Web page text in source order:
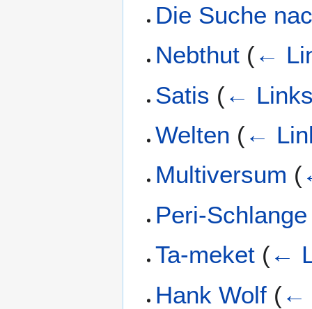
Die Suche
Nebthut (←
Satis (←
Welten (←
Multiversum (
Peri-Schlange
Ta-meket (←
Hank Wolf (←